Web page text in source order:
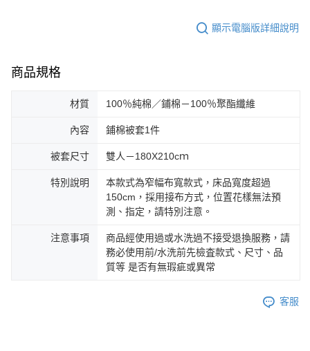
顯示電腦版詳細說明
商品規格
材質 100％純棉／鋪棉－100％聚酯纖維
內容 鋪棉被套1件
被套尺寸 雙人－180X210cｍ
特別說明
本款式為窄幅布寬款式，床品寬度超過
150cm，採用接布方式，位置花樣無法預
測、指定，請特別注意。
注意事項
商品經使用過或水洗過不接受退換服務，請
務必使用前/水洗前先檢査款式、尺寸、品
質等 是否有無瑕疵或異常
客服